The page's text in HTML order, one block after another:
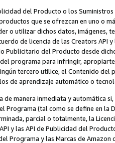
del Producto o los
que se ofrezcan en uno o
o utilizar dichos datos,
de licencia de las Creators API
Publicitario del Producto desde
programa para infringir,
tercero utilice, el Contenido
de aprendizaje automático o
de manera inmediata y automática
Programa (tal como se define en la
parcial o totalmente, la
y las API de Publicidad del
Programa y las Marcas de